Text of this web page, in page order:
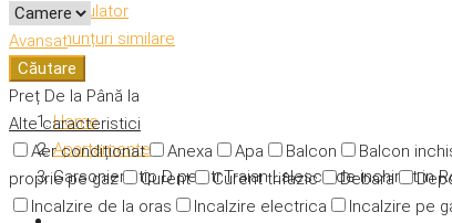
Avansat
Căutare
Preț De la Până la
Alte caracteristici
Aer condiționat
Anexa Apa Balcon Balcon
proprie pe gaz
Curent Curent trifazic Debara
Incalzire de la oras
Incalzire electrica Incalzire pe
Calculator
Anunțuri similare
Home
Apartamente
Garsonieră tip D pe str.Traian Lalescu de inchiriat in